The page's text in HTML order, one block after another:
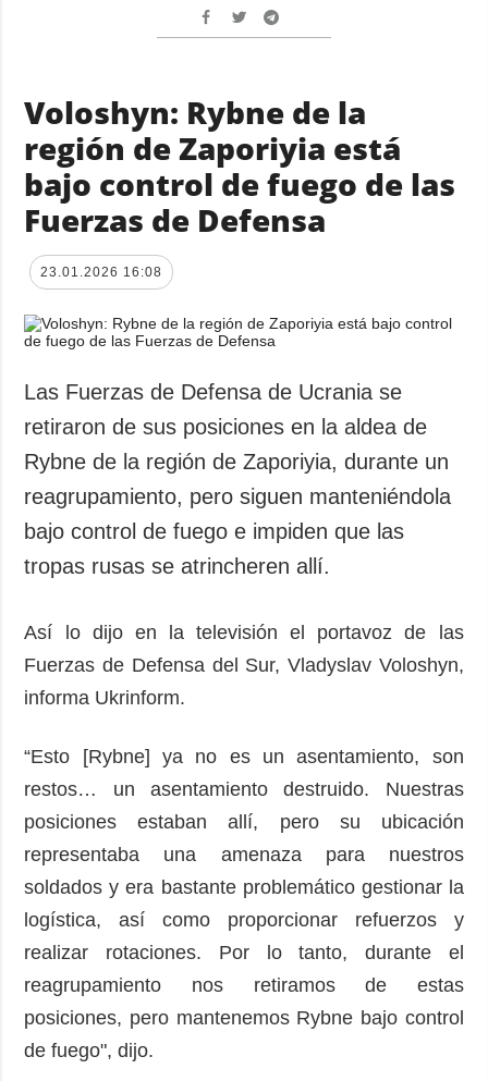
Voloshyn: Rybne de la
región de Zaporiyia está
bajo control de fuego de las
Fuerzas de Defensa
23.01.2026 16:08
Las Fuerzas de Defensa de Ucrania se
retiraron de sus posiciones en la aldea de
Rybne de la región de Zaporiyia, durante un
reagrupamiento, pero siguen manteniéndola
bajo control de fuego e impiden que las
tropas rusas se atrincheren allí.
Así lo dijo en la televisión el portavoz de las
Fuerzas de Defensa del Sur, Vladyslav Voloshyn,
informa Ukrinform.
“Esto [Rybne] ya no es un asentamiento, son
restos… un asentamiento destruido. Nuestras
posiciones estaban allí, pero su ubicación
representaba una amenaza para nuestros
soldados y era bastante problemático gestionar la
logística, así como proporcionar refuerzos y
realizar rotaciones. Por lo tanto, durante el
reagrupamiento nos retiramos de estas
posiciones, pero mantenemos Rybne bajo control
de fuego", dijo.